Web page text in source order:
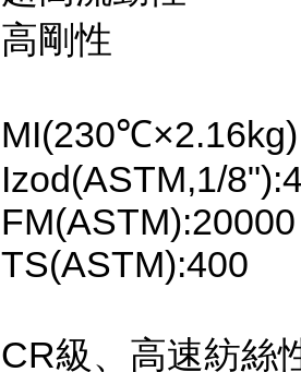
高剛性
Izod(ASTM,1/
FM(ASTM):20000
TS(ASTM):400
CR級、高速紡絲